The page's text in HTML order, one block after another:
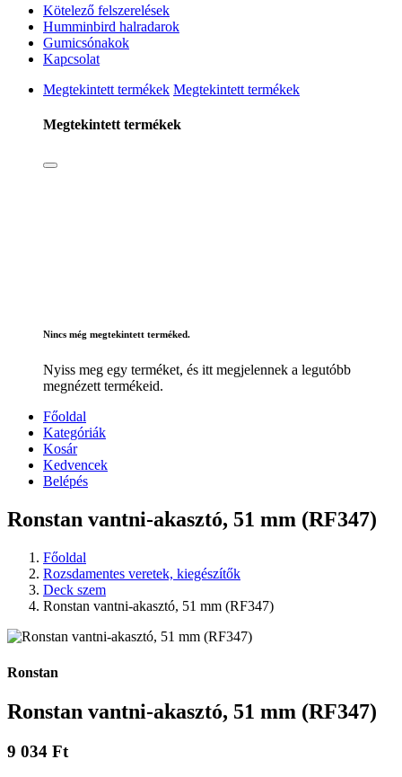
Kötelező felszerelések
Humminbird halradarok
Gumicsónakok
Kapcsolat
Megtekintett termékek Megtekintett termékek
Megtekintett termékek
Nincs még megtekintett terméked.
Nyiss meg egy terméket, és itt megjelennek a legutóbb
megnézett termékeid.
Főoldal
Kategóriák
Kosár
Kedvencek
Belépés
Ronstan vantni-akasztó, 51 mm (RF347)
Főoldal
Rozsdamentes veretek, kiegészítők
Deck szem
Ronstan vantni-akasztó, 51 mm (RF347)
Ronstan
Ronstan vantni-akasztó, 51 mm (RF347)
9 034 Ft